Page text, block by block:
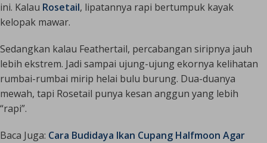
ini. Kalau Rosetail, lipatannya rapi bertumpuk kayak
kelopak mawar.
Sedangkan kalau Feathertail, percabangan siripnya jauh
lebih ekstrem. Jadi sampai ujung-ujung ekornya kelihatan
rumbai-rumbai mirip helai bulu burung. Dua-duanya
mewah, tapi Rosetail punya kesan anggun yang lebih
“rapi”.
Baca Juga: Cara Budidaya Ikan Cupang Halfmoon Agar